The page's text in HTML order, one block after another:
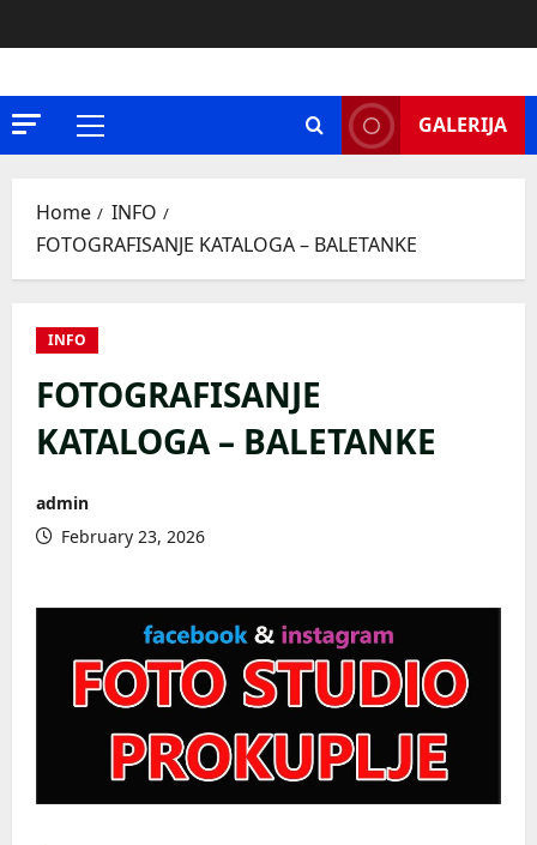
to
Primary
GALERIJA
Home
INFO
FOTOGRAFISANJE KATALOGA – BALETANKE
INFO
FOTOGRAFISANJE
KATALOGA – BALETANKE
admin
February 23, 2026